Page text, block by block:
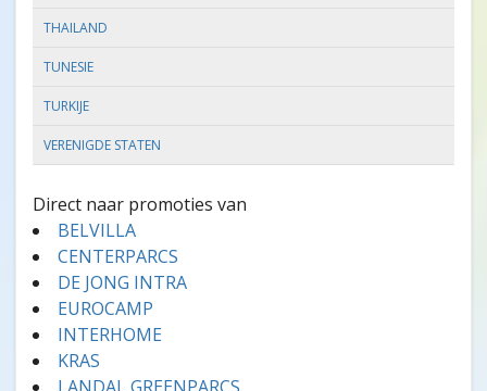
THAILAND
TUNESIE
TURKIJE
VERENIGDE STATEN
Direct naar promoties van
BELVILLA
CENTERPARCS
DE JONG INTRA
EUROCAMP
INTERHOME
KRAS